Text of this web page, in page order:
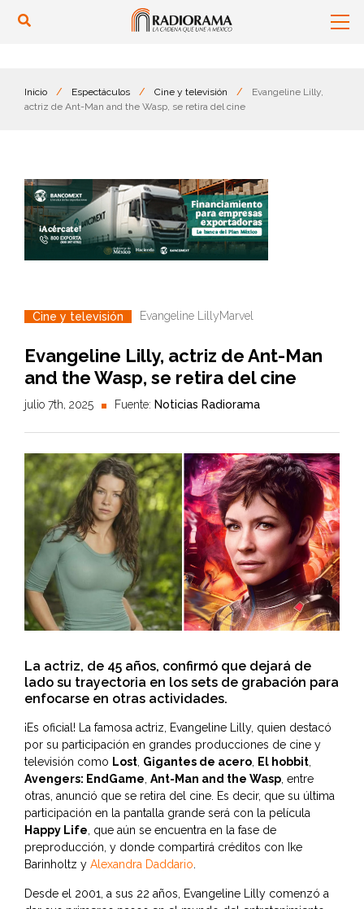
Inicio / Espectáculos / Cine y televisión /
Evangeline Lilly,
actriz de Ant-Man and the Wasp, se retira del cine
Cine y televisión Evangeline LillyMarvel
Evangeline Lilly, actriz de Ant-Man
and the Wasp, se retira del cine
julio 7th, 2025 Fuente: Noticias Radiorama
La actriz, de 45 años, confirmó que dejará de
lado su trayectoria en los sets de grabación para
enfocarse en otras actividades.
¡Es oficial! La famosa actriz, Evangeline Lilly, quien destacó
por su participación en grandes producciones de cine y
televisión como Lost, Gigantes de acero, El hobbit,
Avengers: EndGame, Ant-Man and the Wasp, entre
otras, anunció que se retira del cine. Es decir, que su última
participación en la pantalla grande será con la película
Happy Life, que aún se encuentra en la fase de
preproducción, y donde compartirá créditos con Ike
Barinholtz y Alexandra Daddario.
Desde el 2001, a sus 22 años, Evangeline Lilly comenzó a